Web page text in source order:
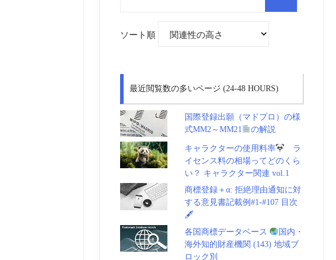
ソート順
最近閲覧数の多いページ (24-48 HOURS)
国際登録出願（マドプロ）の様
式MM2～MM21
の解説
キャラクターの使用料率
ラ
イセンス料の相場ってどのくら
い？ キャラクター関連 vol.1
商標登録＋α: 拒絶理由通知に対
する意見書記載例#1-#107 目次
🖋
各国商標データベース
国内・
海外知的財産機関 (143) 地域ブ
ロック別